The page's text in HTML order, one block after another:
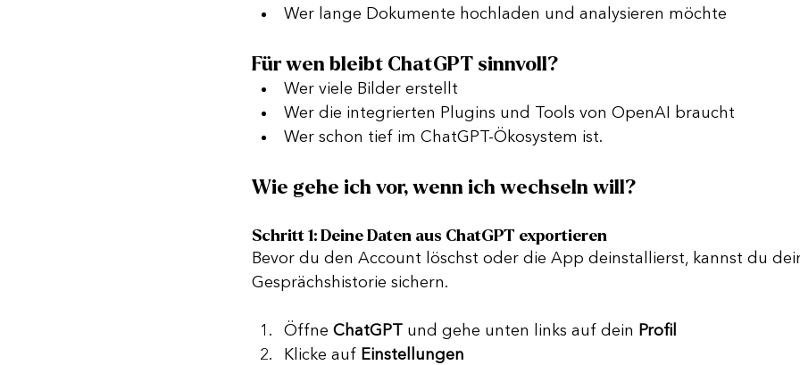
Wer lange Dokumente hochladen und analysieren möchte
Für wen bleibt ChatGPT sinnvoll?
Wer viele Bilder erstellt
Wer die integrierten Plugins und Tools von OpenAI braucht
Wer schon tief im ChatGPT-Ökosystem ist.
Wie gehe ich vor, wenn ich wechseln will?
Schritt 1: Deine Daten aus ChatGPT exportieren
Bevor du den Account löschst oder die App deinstallierst, kannst du
Gesprächshistorie sichern.
Öffne ChatGPT und gehe unten links auf dein Profil
Klicke auf Einstellungen